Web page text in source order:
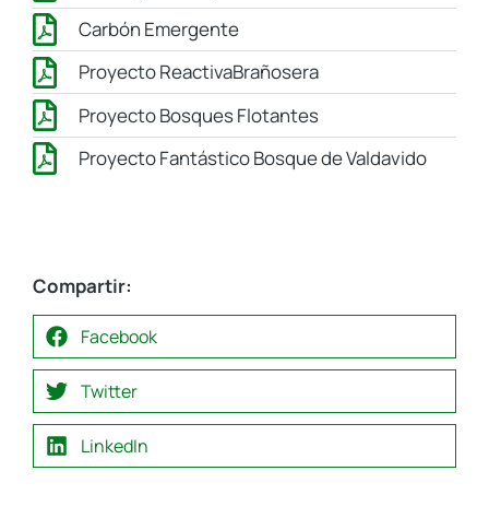
Carbón Emergente
Proyecto ReactivaBrañosera
Proyecto Bosques Flotantes
Proyecto Fantástico Bosque de Valdavido
Compartir:
Facebook
Twitter
LinkedIn